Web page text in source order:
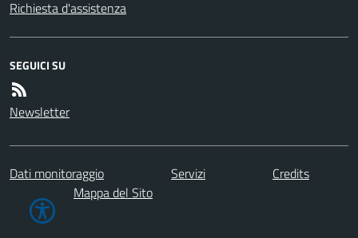
Richiesta d'assistenza
SEGUICI SU
Newsletter
Dati monitoraggio Servizi
Credits
Mappa del Sito